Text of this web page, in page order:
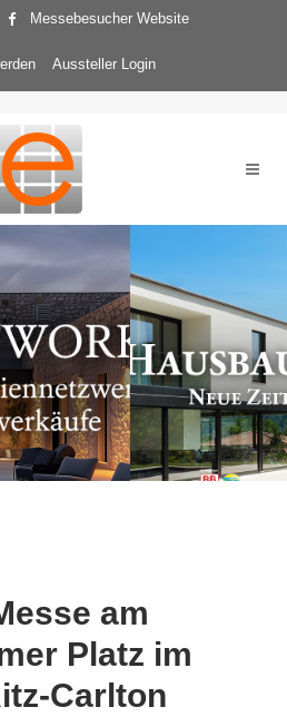
Messebesucher Website
Aussteller Login
am
Platz im
Carlton